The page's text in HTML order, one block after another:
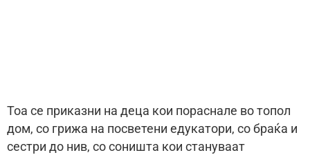
Тоа се приказни на деца кои пораснале во топол
дом, со грижа на посветени едукатори, со браќа и
сестри до нив, со соништа кои стануваат